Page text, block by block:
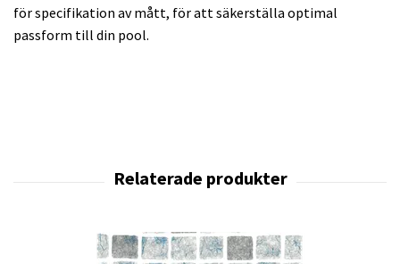
för specifikation av mått, för att säkerställa optimal
passform till din pool.